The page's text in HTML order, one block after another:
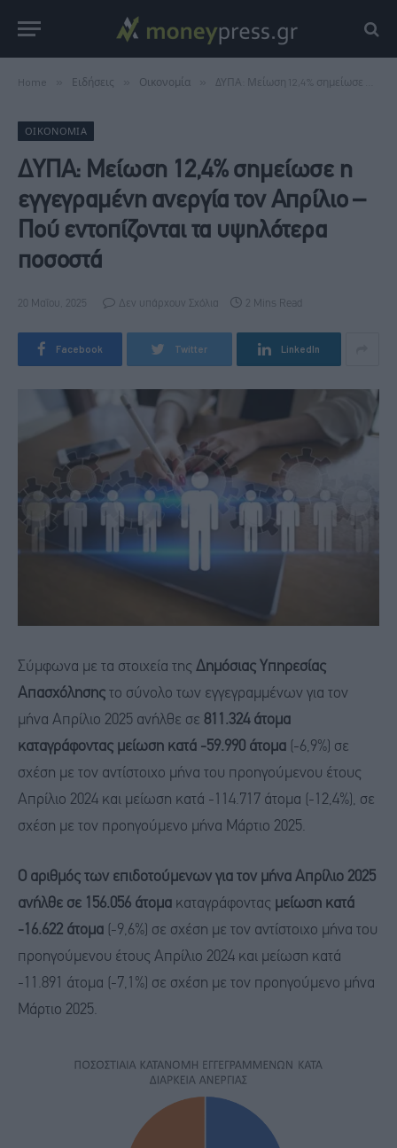
Home Ειδήσεις Οικονομία ΔΥΠΑ: Μείωση 12,4% σημείωσε η εγγεγραμένη ανεργία τον Απρίλιο – Πού εντοπίζονται τα υψηλότερα ποσοστά
ΟΙΚΟΝΟΜΊΑ
ΔΥΠΑ: Μείωση 12,4% σημείωσε η
εγγεγραμένη ανεργία τον Απρίλιο –
Πού εντοπίζονται τα υψηλότερα
ποσοστά
20 Μαΐου, 2025 Δεν υπάρχουν Σχόλια 2 Mins Read
Facebook Twitter LinkedIn
Σύμφωνα με τα στοιχεία της Δημόσιας Υπηρεσίας
Απασχόλησης το σύνολο των εγγεγραμμένων για τον
μήνα Απρίλιο 2025 ανήλθε σε 811.324 άτομα
καταγράφοντας μείωση κατά -59.990 άτομα (-6,9%) σε
σχέση με τον αντίστοιχο μήνα του προηγούμενου έτους
Απρίλιο 2024 και μείωση κατά -114.717 άτομα (-12,4%), σε
σχέση με τον προηγούμενο μήνα Μάρτιο 2025.
Ο αριθμός των επιδοτούμενων για τον μήνα Απρίλιο 2025
ανήλθε σε 156.056 άτομα καταγράφοντας μείωση κατά
-16.622 άτομα (-9,6%) σε σχέση με τον αντίστοιχο μήνα του
προηγούμενου έτους Απρίλιο 2024 και μείωση κατά
-11.891 άτομα (-7,1%) σε σχέση με τον προηγούμενο μήνα
Μάρτιο 2025.